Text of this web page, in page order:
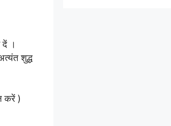
दें ।
शुद्ध
करें )